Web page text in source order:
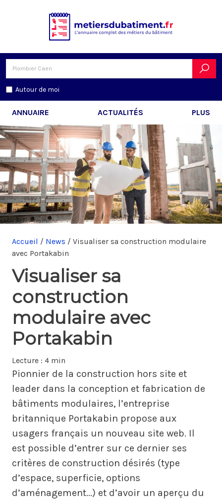
Autour de moi
ANNUAIRE ACTUALITÉS PLUS
Accueil / News / Visualiser sa construction modulaire
avec Portakabin
Visualiser sa
construction
modulaire avec
Portakabin
Lecture : 4 min
Pionnier de la construction hors site et
leader dans la conception et fabrication de
bâtiments modulaires, l’entreprise
britannique Portakabin propose aux
usagers français un nouveau site web. Il
est possible d’entrer sur ce dernier ses
critères de construction désirés (type
d’espace, superficie, options
d’aménagement...) et d’avoir un aperçu du